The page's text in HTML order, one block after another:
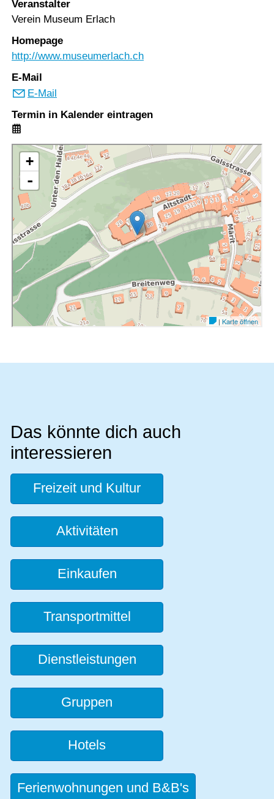
Veranstalter
Verein Museum Erlach
Homepage
http://www.museumerlach.ch
E-Mail
E-Mail
Termin in Kalender eintragen
Das könnte dich auch
interessieren
Freizeit und Kultur
Aktivitäten
Einkaufen
Transportmittel
Dienstleistungen
Gruppen
Hotels
Ferienwohnungen und B&B's